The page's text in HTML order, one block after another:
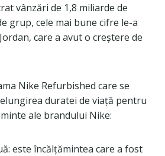
vânzări de 1,8 miliarde de
grup, cele mai bune cifre le-a
care a avut o creștere de
Nike Refurbished care se
duratei de viață pentru
ale brandului Nike:
este încălțămintea care a fost